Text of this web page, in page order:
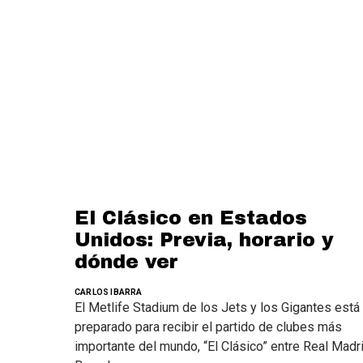
El Clásico en Estados
Unidos: Previa, horario y
dónde ver
CARLOS IBARRA
El Metlife Stadium de los Jets y los Gigantes está
preparado para recibir el partido de clubes más
importante del mundo, “El Clásico” entre Real